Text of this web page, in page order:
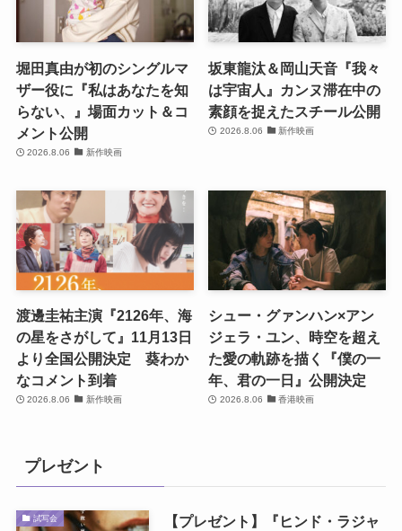
堀田真由が初のシングルマ
ザー役に『私はあなたを知
らない、』場面カット＆コ
メント公開
2026.8.06 新作映画
坂東龍汰＆岡山天音『我々
は宇宙人』カンヌ滞在中の
素顔を捉えたスチール公開
2026.8.06 新作映画
渡邊圭祐主演『2126年、海
の星をさがして』11月13日
より全国公開決定 葵わか
なコメント到着
2026.8.06 新作映画
シュー・グァンハン×アン
ジェラ・ユン、時空を超え
た愛の軌跡を描く『僕の一
年、君の一日』公開決定
2026.8.06 香港映画
プレゼント
試写会
【プレゼント】『ヒンド・ラジャ